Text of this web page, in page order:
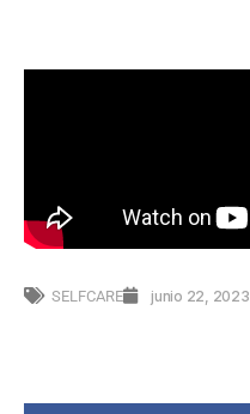
SELFCARE junio 22, 2023